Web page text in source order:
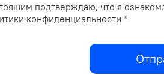
подтверждаю, что я
конфиденциальности *